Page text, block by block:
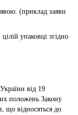
(приклад заяви
упаковці згідно
від 19
положень Закону
що відносяться до